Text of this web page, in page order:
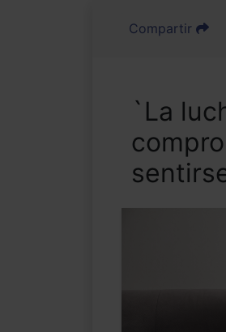
Compartir
`La